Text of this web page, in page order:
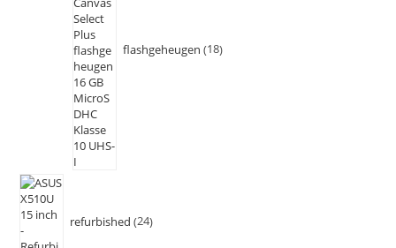
flashgeheugen 18
refurbished 24